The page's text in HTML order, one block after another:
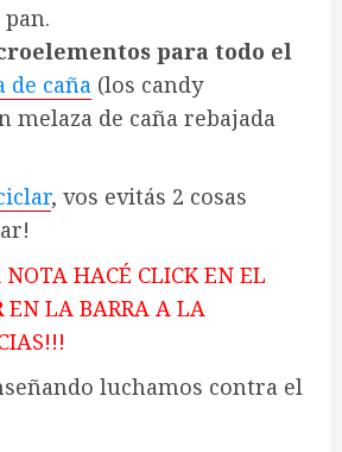
para todo el
de caña (los candy
melaza de caña rebajada
, vos evitás 2 cosas
HACÉ CLICK EN EL
EN LA BARRA A LA
luchamos contra el